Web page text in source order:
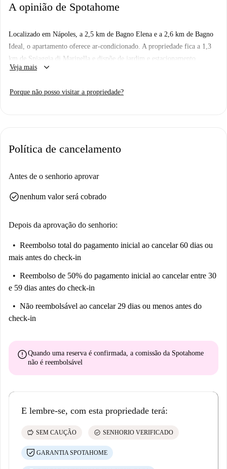
A opinião de Spotahome
Localizado em Nápoles, a 2,5 km de Bagno Elena e a 2,6 km de Bagno
Ideal, o apartamento oferece ar-condicionado. A propriedade fica a 1,3
km de Spiaggia di Marinella e dispõe de jardim e estacionamento
privativo gratuito.
aeroporto mais próximo é o Aeroporto Internacional de Nápoles, a 10
Veja mais keyboard_arrow_down
Porque não posso visitar a propriedade?
Política de cancelamento
Antes de o senhorio aprovar
check_circlenenhum valor será cobrado
Depois da aprovação do senhorio:
Reembolso total do pagamento inicial ao cancelar 60 dias ou
mais antes do check-in
Reembolso de 50% do pagamento inicial ao cancelar entre 30
e 59 dias antes do check-in
Não reembolsável ao cancelar 29 dias ou menos antes do
check-in
errorQuando uma reserva é confirmada, a comissão da Spotahome
não é reembolsável
E lembre-se, com esta propriedade terá:
savings SEM CAUÇÃO check_circle SENHORIO VERIFICADO
GARANTIA SPOTAHOME